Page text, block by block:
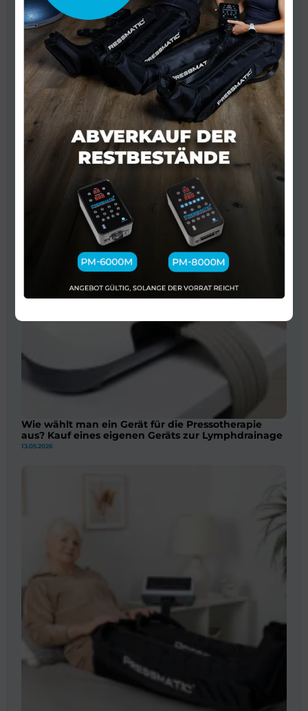
Verstellbare Pressotherapie-Hose Pressmatic®
Wie wählt man ein Gerät für die Pressotherapie
aus? Kauf eines eigenen Geräts zur Lymphdrainage
13.05.2026